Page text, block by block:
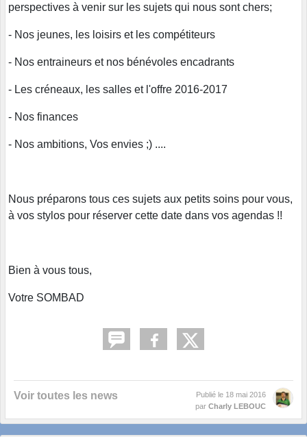
perspectives à venir sur les sujets qui nous sont chers;
- Nos jeunes, les loisirs et les compétiteurs
- Nos entraineurs et nos bénévoles encadrants
- Les créneaux, les salles et l'offre 2016-2017
- Nos finances
- Nos ambitions, Vos envies ;) ....
Nous préparons tous ces sujets aux petits soins pour vous,
à vos stylos pour réserver cette date dans vos agendas !!
Bien à vous tous,
Votre SOMBAD
Voir toutes les news Publié le 18 mai 2016
par Charly LEBOUC